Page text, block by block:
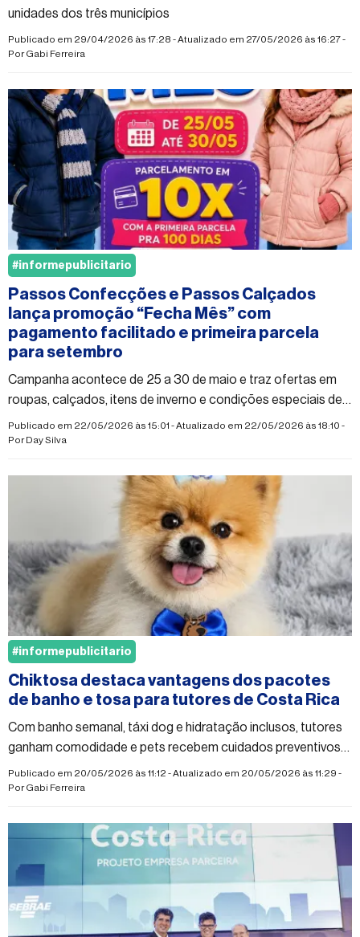
unidades dos três municípios
Publicado em 29/04/2026 às 17:28 - Atualizado em 27/05/2026 às 16:27 -
PorGabi Ferreira
Passos Confecções e Passos Calçados
lança promoção “Fecha Mês” com
pagamento facilitado e primeira parcela
para setembro
Campanha acontece de 25 a 30 de maio e traz ofertas em
roupas, calçados, itens de inverno e condições especiais de
pagamento para os consumidores de Costa Rica
Publicado em 22/05/2026 às 15:01 - Atualizado em 22/05/2026 às 18:10 -
Por Day Silva
#informepublicitario
Chiktosa destaca vantagens dos pacotes
de banho e tosa para tutores de Costa Rica
Com banho semanal, táxi dog e hidratação inclusos, tutores
ganham comodidade e pets recebem cuidados preventivos
constantes
Publicado em 20/05/2026 às 11:12 - Atualizado em 20/05/2026 às 11:29 -
PorGabi Ferreira
#informepublicitario